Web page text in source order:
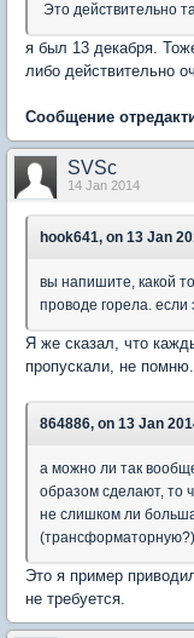
Это действительно
я был 13 декабря.
либо действительно
Сообщение
SVSc
14 Jan 2014
hook641, on 13 Jan
вы напишите, какой
проводе горела. если
Я же сказал, что
пропускали, не
864886, on 13 Jan
а можно ли так
образом сделают, то
не слишком ли
(трансформаторную?)
Это я пример
не требуется.